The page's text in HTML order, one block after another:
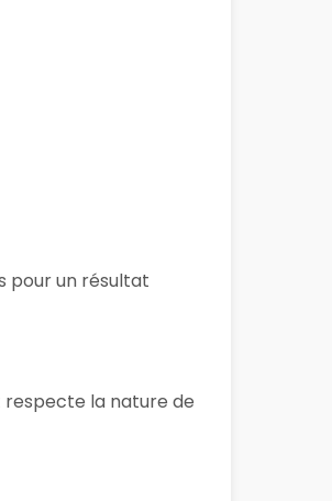
pour un résultat
respecte la nature de